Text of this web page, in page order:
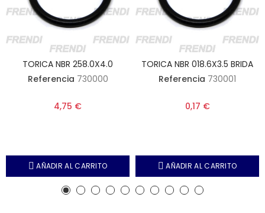
TORICA NBR 258.0X4.0
Referencia 730000
4,75 €
AÑADIR AL CARRITO
TORICA NBR 018.6X3.5 BRIDA
Referencia 730001
0,17 €
AÑADIR AL CARRITO